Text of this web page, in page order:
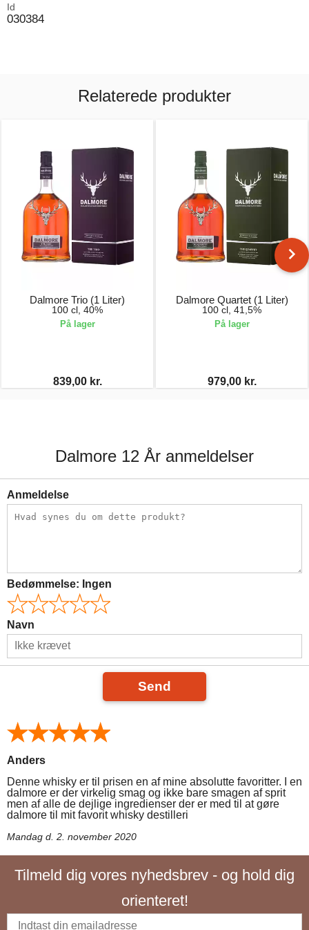
Id
030384
Relaterede produkter
Dalmore Trio (1 Liter)
100 cl, 40%
På lager
839,00 kr.
Dalmore Quartet (1 Liter)
100 cl, 41,5%
På lager
979,00 kr.
Dalmore 12 År anmeldelser
Anmeldelse
Bedømmelse: Ingen
Navn
Send
Anders
Denne whisky er til prisen en af mine absolutte favoritter. I en
dalmore er der virkelig smag og ikke bare smagen af sprit
men af alle de dejlige ingredienser der er med til at gøre
dalmore til mit favorit whisky destilleri
Mandag d. 2. november 2020
Tilmeld dig vores nyhedsbrev - og hold dig
orienteret!